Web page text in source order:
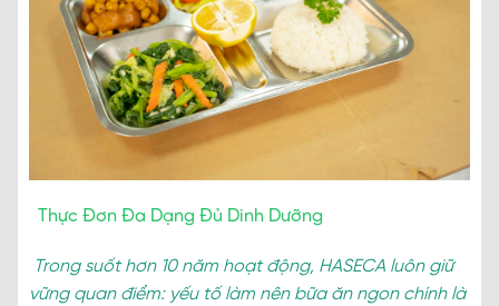
Thực Đơn Đa Dạng Đủ Dinh Dưỡng
Trong suốt hơn 10 năm hoạt động, HASECA luôn giữ
vững quan điểm: yếu tố làm nên bữa ăn ngon chính là